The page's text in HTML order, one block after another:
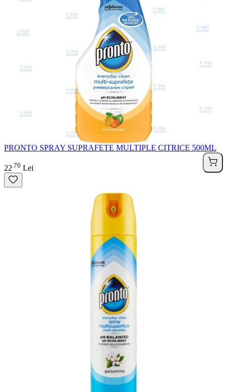
PRONTO SPRAY SUPRAFETE MULTIPLE CITRICE 500ML
22 70 Lei